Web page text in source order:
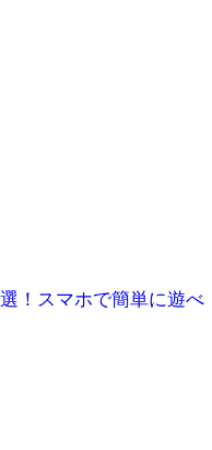
！スマホで簡単に遊べ